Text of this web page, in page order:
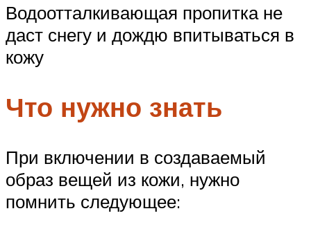
Водоотталкивающая пропитка не
даст снегу и дождю впитываться в
кожу
Что нужно знать
При включении в создаваемый
образ вещей из кожи, нужно
помнить следующее: